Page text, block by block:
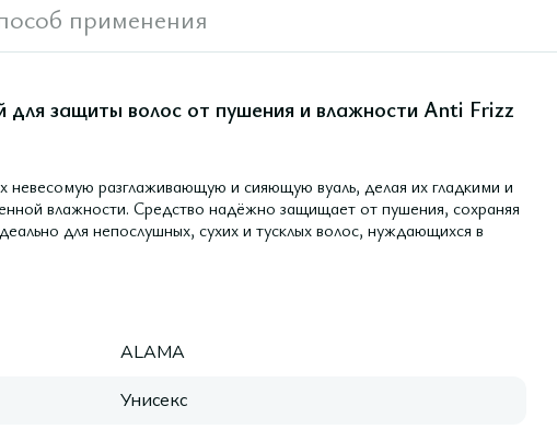
применения
защиты волос от пушения и влажности Anti Frizz
невесомую разглаживающую и сияющую вуаль, делая их гладкими и
влажности. Средство надёжно защищает от пушения, сохраняя
для непослушных, сухих и тусклых волос, нуждающихся в
ALAMA
Унисекс